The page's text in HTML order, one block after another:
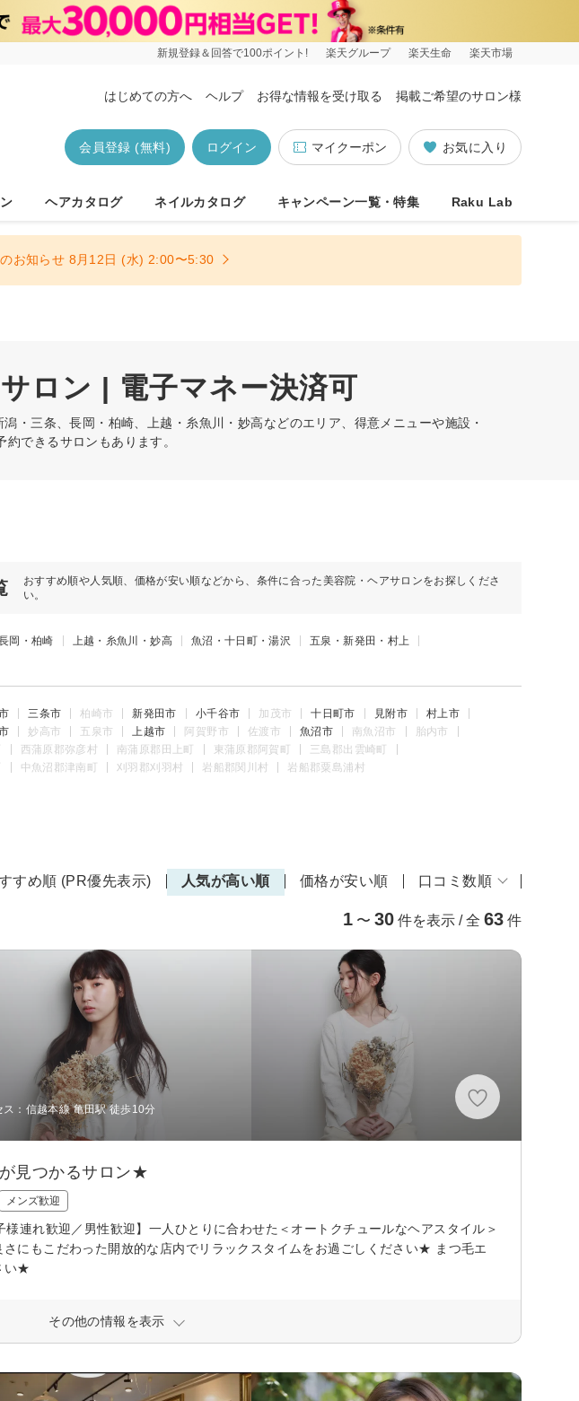
新規登録＆回答で100ポイント! 楽天グループ 楽天生命 楽天市場
はじめての方へ ヘルプ お得な情報を受け取る 掲載ご希望のサロン様
お気に入り
マイクーポン
ログイン
会員登録 (無料)
ヘアカタログ ネイルカタログ キャンペーン一覧・特集 Raku Lab
お知らせ 8月12日 (水) 2:00〜5:30
ロン | 電子マネー決済可
・三条、長岡・柏崎、上越・糸魚川・妙高などのエリア、得意メニューや施設・
できるサロンもあります。
おすすめ順や人気順、価格が安い順などから、条件に合った美容院・ヘアサロンをお探しくださ
い。
岡・柏崎 上越・糸魚川・妙高 魚沼・十日町・湯沢
五泉・新発田・村上
三条市 柏崎市 新発田市 小千谷市 加茂市 十日町市 見附市
村上市
妙高市 五泉市 上越市 阿賀野市 佐渡市 魚沼市 南魚沼市
胎内市
西蒲原郡弥彦村 南蒲原郡田上町 東蒲原郡阿賀町
三島郡出雲崎町
中魚沼郡津南町 刈羽郡刈羽村 岩船郡関川村 岩船郡粟島浦村
すめ順 (PR優先表示) 人気が高い順 価格が安い順 口コミ数順
1 〜 30 件を表示 / 全 63 件
ス：信越本線 亀田駅 徒歩10分
見つかるサロン★
メンズ歓迎
連れ歓迎／男性歓迎】一人ひとりに合わせた＜オートクチュールなヘアスタイル＞
にもこだわった開放的な店内でリラックスタイムをお過ごしください★ まつ毛エ
い★
その他の情報を表示